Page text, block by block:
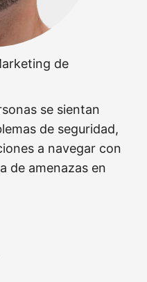
de
se sientan
de seguridad,
a navegar con
de amenazas en